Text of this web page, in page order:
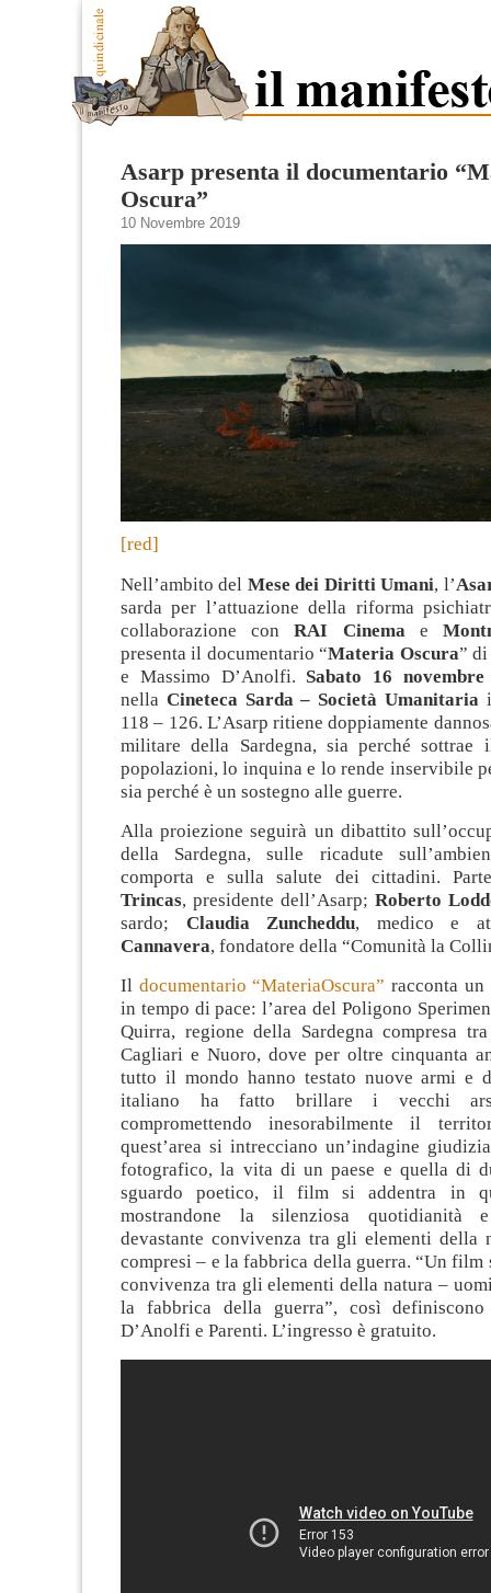
Asarp presenta il documentario
Oscura”
10 Novembre 2019
[red]
Nell’ambito del Mese dei Diritti Umani, l’
sarda per l’attuazione della riforma
collaborazione conRAI Cinema e
presenta il documentario “Materia Oscura”
e Massimo D’Anolfi. Sabato 16 novembre
nella Cineteca Sarda – Società Umanitaria
118 – 126. L’Asarp ritiene doppiamente
militare della Sardegna, sia perché
popolazioni, lo inquina e lo rende inservibile
sia perché è un sostegno alle guerre.
Alla proiezione seguirà un dibattito
della Sardegna, sulle ricadute
comporta e sulla salute dei cittadini.
Trincas, presidente dell’Asarp; Roberto
sardo; Claudia Zuncheddu, medico e
Cannavera, fondatore della “Comunità la
Il documentario “MateriaOscura” racconta
in tempo di pace: l’area del Poligono
Quirra, regione della Sardegna compresa
Cagliari e Nuoro, dove per oltre cinquanta
tutto il mondo hanno testato nuove armi e
italiano ha fatto brillare i vecchi
compromettendo inesorabilmente il
quest’area si intrecciano un’indagine
fotografico, la vita di un paese e quella di
sguardo poetico, il film si addentra in
mostrandone la silenziosa quotidianità
devastante convivenza tra gli elementi della
compresi – e la fabbrica della guerra. “Un film
convivenza tra gli elementi della natura –
la fabbrica della guerra”, così
D’Anolfi e Parenti. L’ingresso è gratuito.